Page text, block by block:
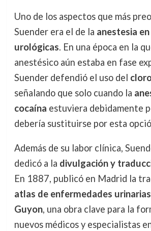
Uno de los aspectos que más
Suender era el de la anestesia
urológicas. En una época en la
anestésico aún estaba en fase
Suender defendió el uso del
señalando que solo cuando la
cocaína estuviera debidamente
debería sustituirse por esta
Además de su labor clínica,
dedicó a la divulgación y
En 1887, publicó en Madrid la
atlas de enfermedades
Guyon, una obra clave para la
nuevos médicos y especialistas